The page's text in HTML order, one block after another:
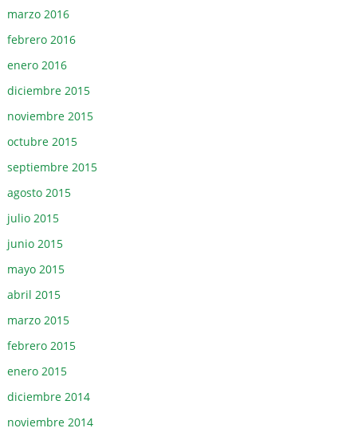
marzo 2016
febrero 2016
enero 2016
diciembre 2015
noviembre 2015
octubre 2015
septiembre 2015
agosto 2015
julio 2015
junio 2015
mayo 2015
abril 2015
marzo 2015
febrero 2015
enero 2015
diciembre 2014
noviembre 2014